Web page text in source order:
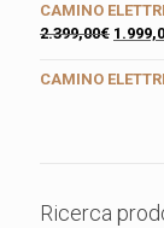
CAMINO
2.399,00€
CAMINO
Ricerca